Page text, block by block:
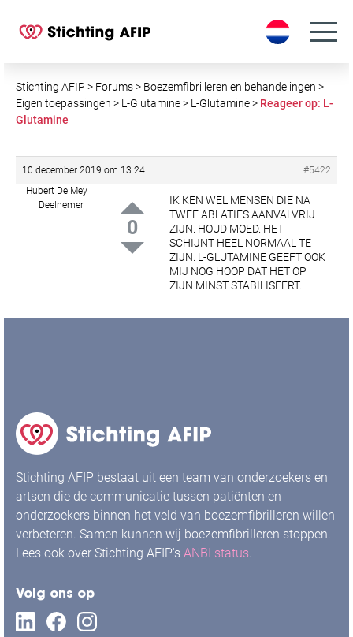
Stichting AFIP > Forums> Boezemfibrilleren en behandelingen >
Eigen toepassingen > L-Glutamine> L-Glutamine> Reageer op: L-
Glutamine
10 december 2019 om 13:24
#5422
Hubert De Mey
Deelnemer
0
IK KEN WEL MENSEN DIE NA
TWEE ABLATIES AANVALVRIJ
ZIJN. HOUD MOED. HET
SCHIJNT HEEL NORMAAL TE
ZIJN. L-GLUTAMINE GEEFT OOK
MIJ NOG HOOP DAT HET OP
ZIJN MINST STABILISEERT.
Stichting AFIP bestaat uit een team van onderzoekers en
artsen die de communicatie tussen patiënten en
onderzoekers binnen het veld van boezemfibrilleren willen
verbeteren. Samen kunnen wij boezemfibrilleren stoppen.
Lees ook over Stichting AFIP's ANBI status.
Volg ons op